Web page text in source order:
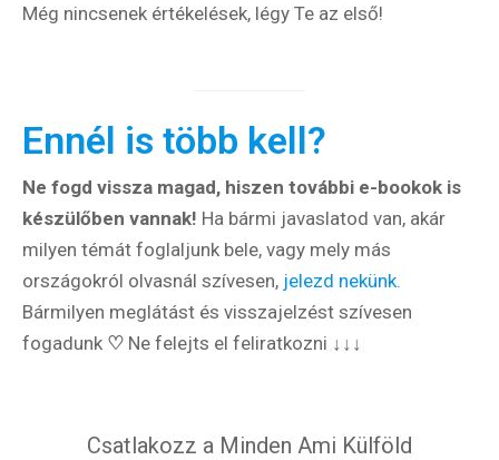
Még nincsenek értékelések, légy Te az első!
Ennél is több kell?
Ne fogd vissza magad, hiszen további e-bookok is
készülőben vannak! Ha bármi javaslatod van, akár
milyen témát foglaljunk bele, vagy mely más
országokról olvasnál szívesen, jelezd nekünk.
Bármilyen meglátást és visszajelzést szívesen
fogadunk ♡ Ne felejts el feliratkozni ↓↓↓
Csatlakozz a Minden Ami Külföld